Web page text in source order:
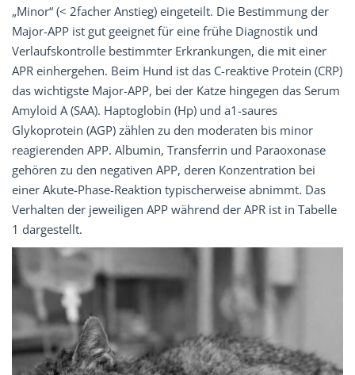
„Minor“ (< 2facher Anstieg) eingeteilt. Die Bestimmung der
Major-APP ist gut geeignet für eine frühe Diagnostik und
Verlaufskontrolle bestimmter Erkrankungen, die mit einer
APR einhergehen. Beim Hund ist das C-reaktive Protein (CRP)
das wichtigste Major-APP, bei der Katze hingegen das Serum
Amyloid A (SAA). Haptoglobin (Hp) und a1-saures
Glykoprotein (AGP) zählen zu den moderaten bis minor
reagierenden APP. Albumin, Transferrin und Paraoxonase
gehören zu den negativen APP, deren Konzentration bei
einer Akute-Phase-Reaktion typischerweise abnimmt. Das
Verhalten der jeweiligen APP während der APR ist in Tabelle
1 dargestellt.